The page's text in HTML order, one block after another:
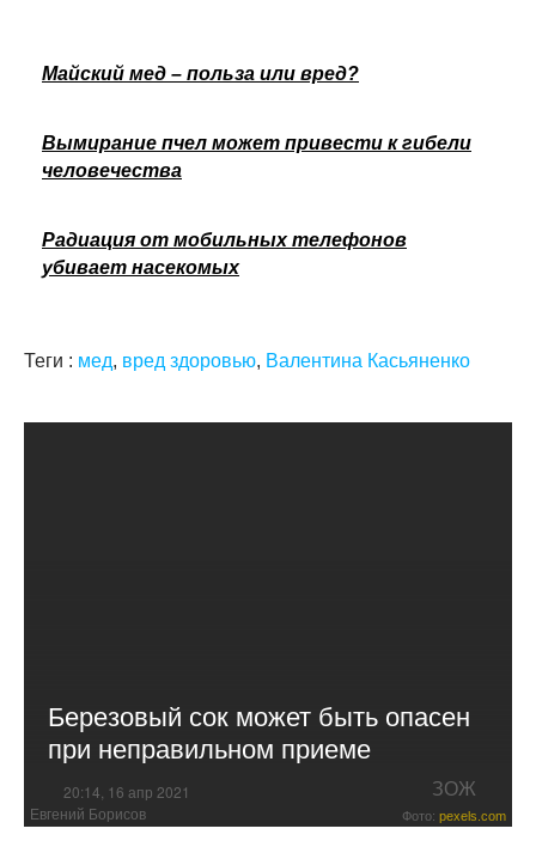
Майский мед – польза или вред?
Вымирание пчел может привести к гибели
человечества
Радиация от мобильных телефонов
убивает насекомых
Теги : мед, вред здоровью, Валентина Касьяненко
Березовый сок может быть опасен
при неправильном приеме
20:14, 16 апр 2021 ЗОЖ
Евгений Борисов Фото: pexels.com